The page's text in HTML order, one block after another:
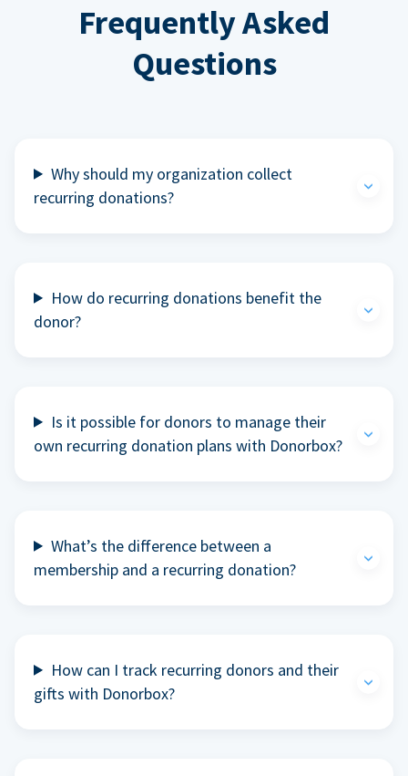
Frequently Asked
Questions
Why should my organization collect
recurring donations?
How do recurring donations benefit the
donor?
Is it possible for donors to manage their
own recurring donation plans with Donorbox?
What’s the difference between a
membership and a recurring donation?
How can I track recurring donors and their
gifts with Donorbox?